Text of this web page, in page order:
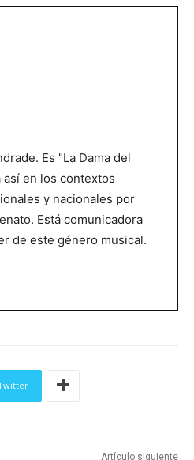
Es "La Dama del
en los contextos
y nacionales por
Está comunicadora
de este género musical.
Artículo siguiente